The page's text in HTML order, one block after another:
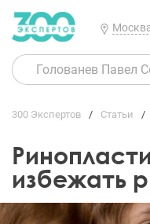
300 Экспертов Статьи
избежать